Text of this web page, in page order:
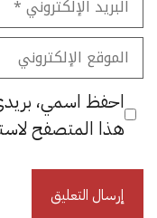
الإلكتروني
الموقع
الإلكتروني
احفظ اسمي، بريدي
هذا المتصفح